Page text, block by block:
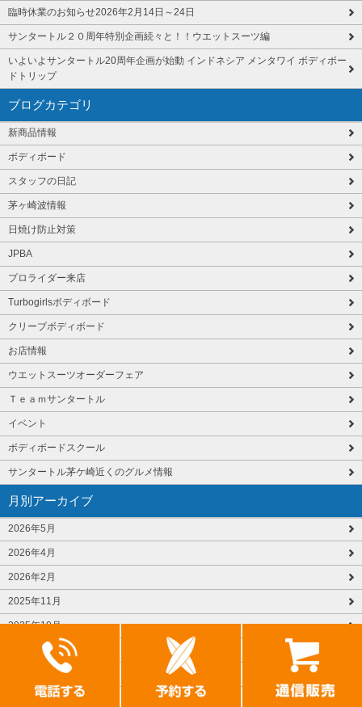
臨時休業のお知らせ2026年2月14日～24日
サンタートル２０周年特別企画続々と！！ウエットスーツ編
いよいよサンタートル20周年企画が始動 インドネシア メンタワイ ボディボー
ドトリップ
ブログカテゴリ
新商品情報
ボディボード
スタッフの日記
茅ヶ崎波情報
日焼け防止対策
JPBA
プロライダー来店
Turbogirlsボディボード
クリーブボディボード
お店情報
ウエットスーツオーダーフェア
Ｔｅａｍサンタートル
イベント
ボディボードスクール
サンタートル茅ケ崎近くのグルメ情報
月別アーカイブ
2026年5月
2026年4月
2026年2月
2025年11月
2025年10月
2025年4月
2025年2月